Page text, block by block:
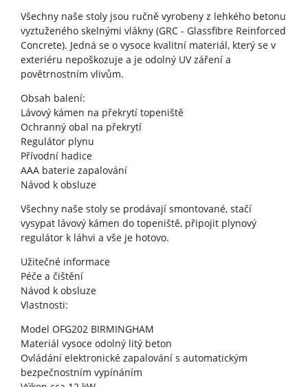
Všechny naše stoly jsou ručně vyrobeny z lehkého betonu
vyztuženého skelnými vlákny (GRC - Glassfibre Reinforced
Concrete). Jedná se o vysoce kvalitní materiál, který se v
exteriéru nepoškozuje a je odolný UV záření a
povětrnostním vlivům.
Obsah balení:
Lávový kámen na překrytí topeniště
Ochranný obal na překrytí
Regulátor plynu
Přívodní hadice
AAA baterie zapalování
Návod k obsluze
Všechny naše stoly se prodávají smontované, stačí
vysypat lávový kámen do topeniště, připojit plynový
regulátor k láhvi a vše je hotovo.
Užitečné informace
Péče a čištění
Návod k obsluze
Vlastnosti:
Model OFG202 BIRMINGHAM
Materiál vysoce odolný litý beton
Ovládání elektronické zapalování s automatickým
bezpečnostním vypínáním